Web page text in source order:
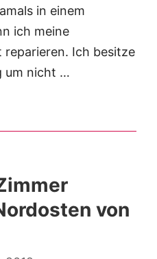
in einem
ich meine
reparieren. Ich besitze
um nicht …
von